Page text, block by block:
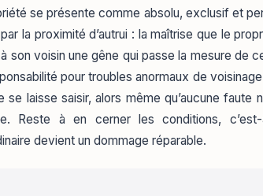
se présente comme absolu, exclusif et
la proximité d’autrui : la maîtrise que le
son voisin une gêne qui passe la mesure de
pour troubles anormaux de
se laisse saisir, alors même qu’aucune
Reste à en cerner les conditions,
devient un dommage réparable.